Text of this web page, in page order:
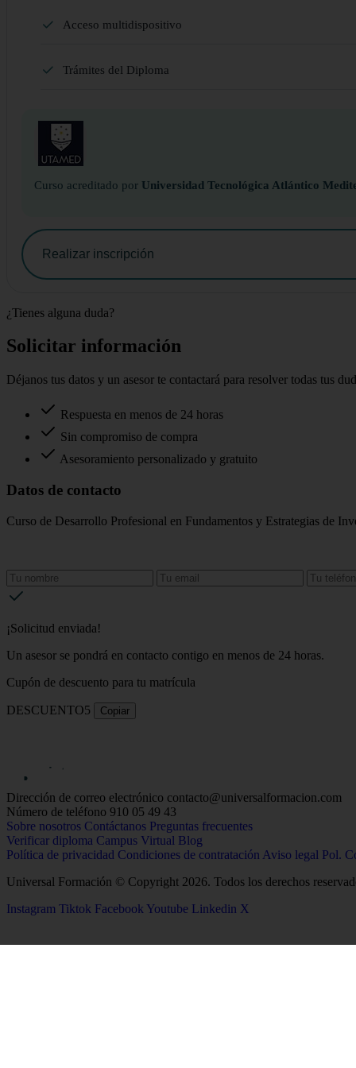
Acceso multidispositivo
Trámites del Diploma
Curso acreditado por Universidad Tecnológica Atlántico
Realizar inscripción
¿Tienes alguna duda?
Solicitar información
Déjanos tus datos y un asesor te contactará para resolver todas tus
Respuesta en menos de 24 horas
Sin compromiso de compra
Asesoramiento personalizado y gratuito
Datos de contacto
Curso de Desarrollo Profesional en Fundamentos y Estrategias de
¡Solicitud enviada!
Un asesor se pondrá en contacto contigo en menos de 24 horas.
Cupón de descuento para tu matrícula
DESCUENTO5 Copiar
Dirección de correo electrónico contacto@universalformacion.com
Número de teléfono 910 05 49 43
Sobre nosotros Contáctanos Preguntas frecuentes
Verificar diploma Campus Virtual Blog
Política de privacidad Condiciones de contratación Aviso legal Pol.
Universal Formación © Copyright 2026. Todos los derechos
Instagram Tiktok Facebook Youtube Linkedin X